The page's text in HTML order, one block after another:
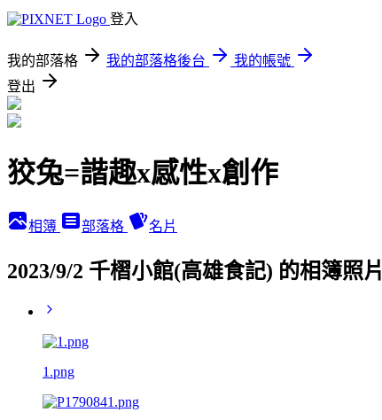
登入
我的部落格 我的部落格後台
我的帳號
登出
狡兔=諧趣x感性x創作
相簿 部落格 名片
2023/9/2 千槢小館(高雄食記) 的相簿照片
1.png